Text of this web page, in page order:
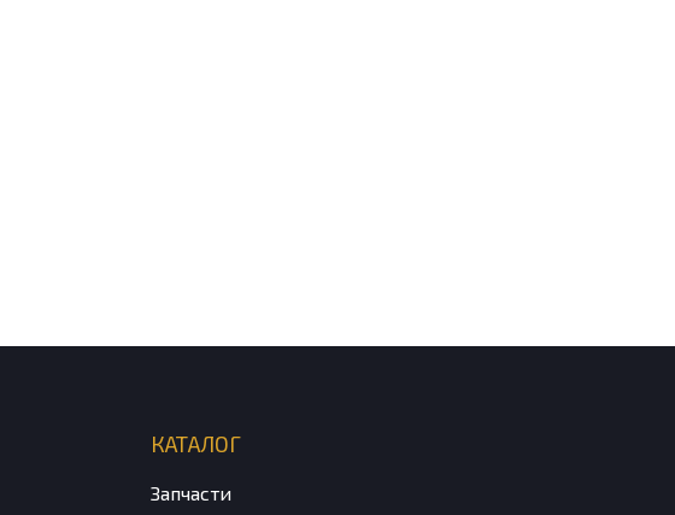
КАТАЛОГ
Запчасти